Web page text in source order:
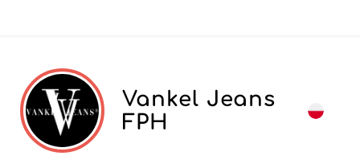
Vankel Jeans
FPH